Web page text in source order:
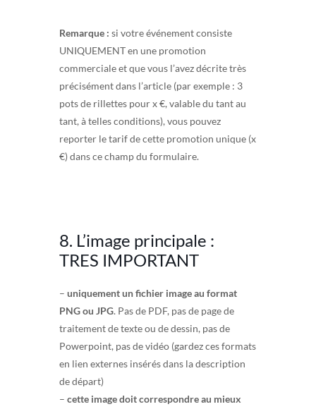
Remarque : si votre événement consiste
UNIQUEMENT en une promotion
commerciale et que vous l’avez décrite très
précisément dans l’article (par exemple : 3
pots de rillettes pour x €, valable du tant au
tant, à telles conditions), vous pouvez
reporter le tarif de cette promotion unique (x
€) dans ce champ du formulaire.
8. L’image principale :
TRES IMPORTANT
– uniquement un fichier image au format
PNG ou JPG. Pas de PDF, pas de page de
traitement de texte ou de dessin, pas de
Powerpoint, pas de vidéo (gardez ces formats
en lien externes insérés dans la description
de départ)
– cette image doit correspondre au mieux